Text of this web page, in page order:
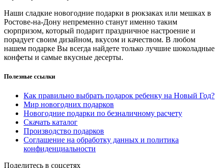
Наши сладкие новогодние подарки в рюкзаках или мешках в
Ростове-на-Дону непременно станут именно таким
сюрпризом, который подарит праздничное настроение и
порадует своим дизайном, вкусом и качеством. В любом
нашем подарке Вы всегда найдете только лучшие шоколадные
конфеты и самые вкусные десерты.
Полезные ссылки
Как правильно выбрать подарок ребенку на Новый Год?
Мир новогодних подарков
Новогодние подарки по безналичному расчету
Скачать каталог
Производство подарков
Соглашение на обработку данных и политика
конфиденциальности
Поделитесь в соцсетях